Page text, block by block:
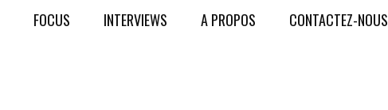
FOCUS INTERVIEWS A PROPOS CONTACTEZ-NOUS